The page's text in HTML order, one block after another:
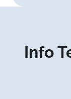
Info